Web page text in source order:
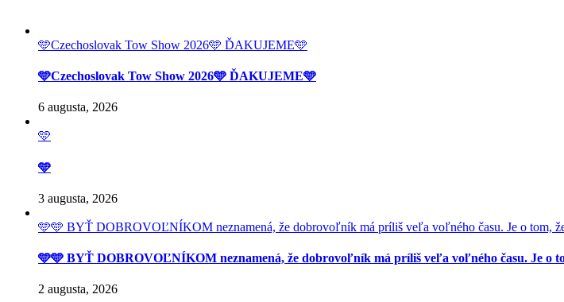
🩵Czechoslovak Tow Show 2026🩵 ĎAKUJEME🩵
🩵Czechoslovak Tow Show 2026🩵 ĎAKUJEME🩵
6 augusta, 2026
🩵
🩵
3 augusta, 2026
🩵🩵 BYŤ DOBROVOĽNÍKOM neznamená, že dobrovoľník má príliš veľa voľného času. Je o tom,
🩵🩵 BYŤ DOBROVOĽNÍKOM neznamená, že dobrovoľník má príliš veľa voľného času. Je o
2 augusta, 2026